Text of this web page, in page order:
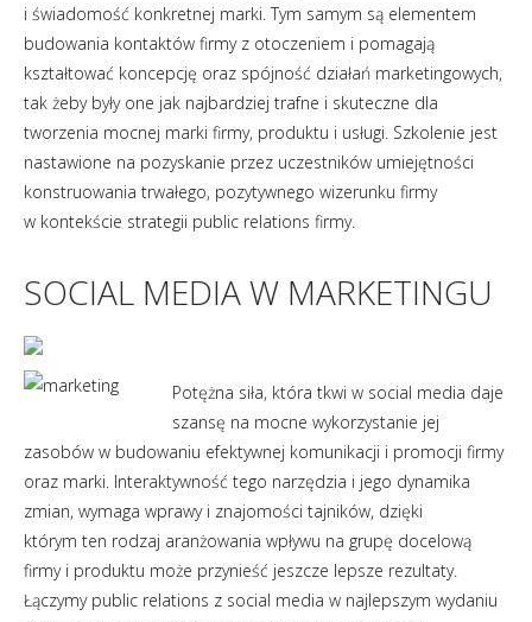
i świadomość konkretnej marki. Tym samym są elementem
budowania kontaktów firmy z otoczeniem i pomagają
kształtować koncepcję oraz spójność działań marketingowych,
tak żeby były one jak najbardziej trafne i skuteczne dla
tworzenia mocnej marki firmy, produktu i usługi. Szkolenie jest
nastawione na pozyskanie przez uczestników umiejętności
konstruowania trwałego, pozytywnego wizerunku firmy
w kontekście strategii public relations firmy.
SOCIAL MEDIA W MARKETINGU
Potężna siła, która tkwi w social media daje
szansę na mocne wykorzystanie jej
zasobów w budowaniu efektywnej komunikacji i promocji firmy
oraz marki. Interaktywność tego narzędzia i jego dynamika
zmian, wymaga wprawy i znajomości tajników, dzięki
którym ten rodzaj aranżowania wpływu na grupę docelową
firmy i produktu może przynieść jeszcze lepsze rezultaty.
Łączymy public relations z social media w najlepszym wydaniu